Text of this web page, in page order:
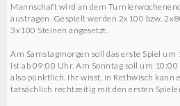
Mannschaft wird an dem
austragen. Gespielt werden 2x100 bzw.
3x100 Steinen angesetzt.
Am Samstagmorgen soll das erste Spiel
ist ab 09:00 Uhr. Am Sonntag soll um
also pünktlich. Ihr wisst, in Rethwisch kann
tatsächlich rechtzeitig mit den ersten